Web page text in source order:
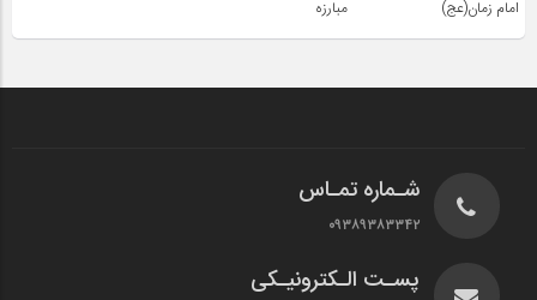
امام زمان(عج)
مبارزه
شـماره تمـاس
۰۹۳۸۹۳۸۳۳۴۲
پسـت الـکترونیـکی